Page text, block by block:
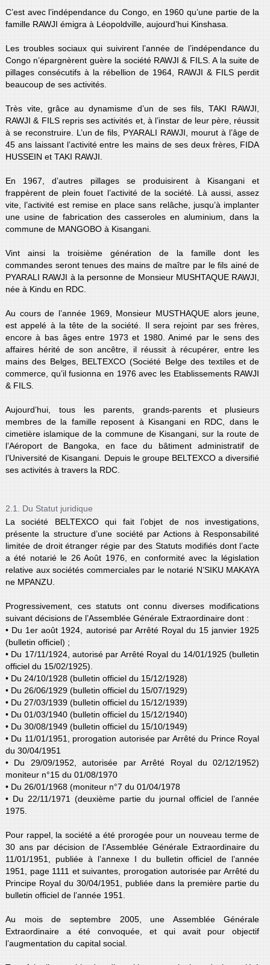
C’est avec l’indépendance du Congo, en 1960 qu’une partie de la
famille RAWJI émigra à Léopoldville, aujourd’hui Kinshasa.
Les troubles sociaux qui suivirent l’année de l’indépendance du
Congo n’épargnèrent guère la société RAWJI & FILS. A la suite de
pillages consécutifs à la rébellion de 1964, RAWJI & FILS perdit
beaucoup de ses activités.
Très vite, grâce au dynamisme d’un de ses fils, TAKI RAWJI,
RAWJI & FILS repris ses activités et, à l’instar de leur père, réussit
à se reconstruire. L’un de fils, PYARALI RAWJI, mourut à l’âge de
45 ans laissant l’activité entre les mains de ses deux frères, FIDA
HUSSEIN et TAKI RAWJI.
En 1967, d’autres pillages se produisirent à Kisangani et
frappèrent de plein fouet l’activité de la société. Là aussi, assez
vite, l’activité est remise en place sans relâche, jusqu’à implanter
une usine de fabrication des casseroles en aluminium, dans la
commune de MANGOBO à Kisangani.
Vint ainsi la troisième génération de la famille dont les
commandes seront tenues des mains de maître par le fils ainé de
PYARALI RAWJI à la personne de Monsieur MUSHTAQUE RAWJI,
née à Kindu en RDC.
Au cours de l’année 1969, Monsieur MUSTHAQUE alors jeune,
est appelé à la tête de la société. Il sera rejoint par ses frères,
encore à bas âges entre 1973 et 1980. Animé par le sens des
affaires hérité de son ancêtre, il réussit à récupérer, entre les
mains des Belges, BELTEXCO (Société Belge des textiles et de
commerce, qu’il fusionna en 1976 avec les Etablissements RAWJI
& FILS.
Aujourd’hui, tous les parents, grands-parents et plusieurs
membres de la famille reposent à Kisangani en RDC, dans le
cimetière islamique de la commune de Kisangani, sur la route de
l’Aéroport de Bangoka, en face du bâtiment administratif de
l’Université de Kisangani. Depuis le groupe BELTEXCO a diversifié
ses activités à travers la RDC.
2.1. Du Statut juridique
La société BELTEXCO qui fait l’objet de nos investigations,
présente la structure d’une société par Actions à Responsabilité
limitée de droit étranger régie par des Statuts modifiés dont l’acte
a été notarié le 26 Août 1976, en conformité avec la législation
relative aux sociétés commerciales par le notarié N’SIKU MAKAYA
ne MPANZU.
Progressivement, ces statuts ont connu diverses modifications
suivant décisions de l’Assemblée Générale Extraordinaire dont :
• Du 1er août 1924, autorisé par Arrêté Royal du 15 janvier 1925
(bulletin officiel) ;
• Du 17/11/1924, autorisé par Arrêté Royal du 14/01/1925 (bulletin
officiel du 15/02/1925).
• Du 24/10/1928 (bulletin officiel du 15/12/1928)
• Du 26/06/1929 (bulletin officiel du 15/07/1929)
• Du 27/03/1939 (bulletin officiel du 15/12/1939)
• Du 01/03/1940 (bulletin officiel du 15/12/1940)
• Du 30/08/1949 (bulletin officiel du 15/10/1949)
• Du 11/01/1951, prorogation autorisée par Arrêté du Prince Royal
du 30/04/1951
• Du 29/09/1952, autorisée par Arrêté Royal du 02/12/1952)
moniteur n°15 du 01/08/1970
• Du 26/01/1968 (moniteur n°7 du 01/04/1978
• Du 22/11/1971 (deuxième partie du journal officiel de l’année
1975.
Pour rappel, la société a été prorogée pour un nouveau terme de
30 ans par décision de l’Assemblée Générale Extraordinaire du
11/01/1951, publiée à l’annexe I du bulletin officiel de l’année
1951, page 1111 et suivantes, prorogation autorisée par Arrêté du
Principe Royal du 30/04/1951, publiée dans la première partie du
bulletin officiel de l’année 1951.
Au mois de septembre 2005, une Assemblée Générale
Extraordinaire a été convoquée, et qui avait pour objectif
l’augmentation du capital social.